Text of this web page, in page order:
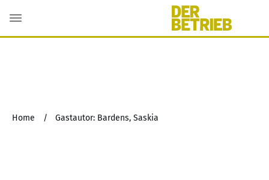
Home / Gastautor: Bardens, Saskia